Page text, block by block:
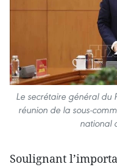
Le secrétaire général du
réunion de la sous-
national
Soulignant